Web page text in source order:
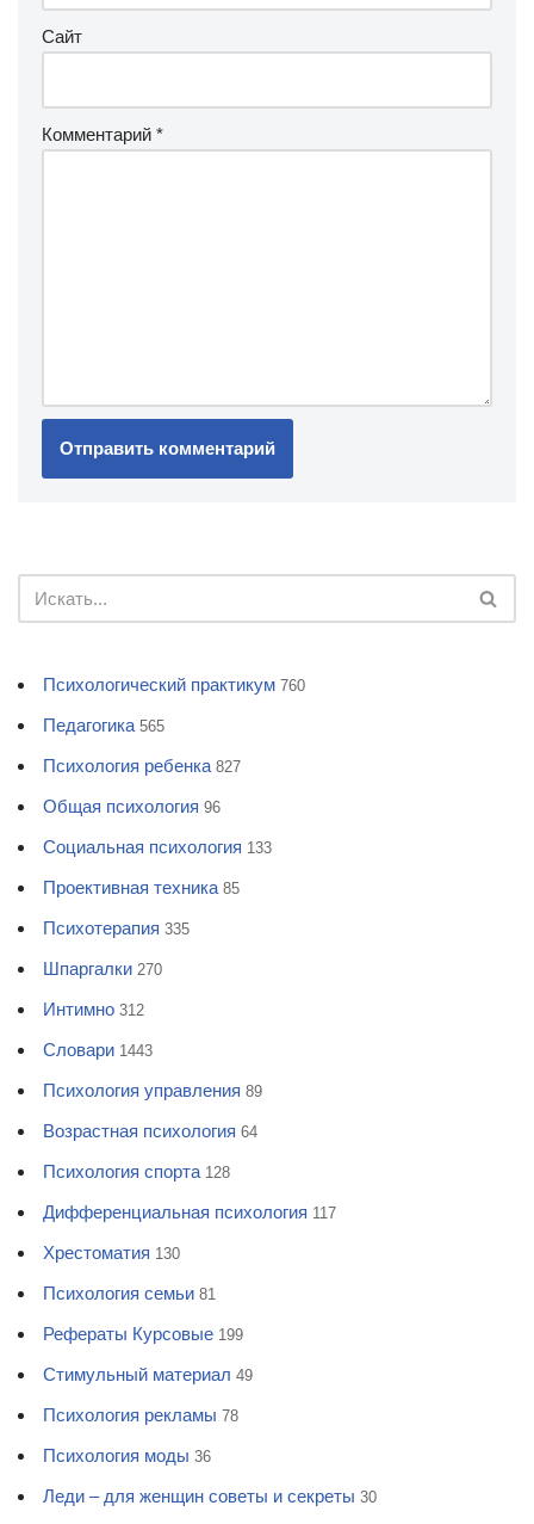
Сайт
Комментарий *
Психологический практикум 760
Педагогика 565
Психология ребенка 827
Общая психология 96
Социальная психология 133
Проективная техника 85
Психотерапия 335
Шпаргалки 270
Интимно 312
Словари 1443
Психология управления 89
Возрастная психология 64
Психология спорта 128
Дифференциальная психология 117
Хрестоматия 130
Психология семьи 81
Рефераты Курсовые 199
Стимульный материал 49
Психология рекламы 78
Психология моды 36
Леди – для женщин советы и секреты 30